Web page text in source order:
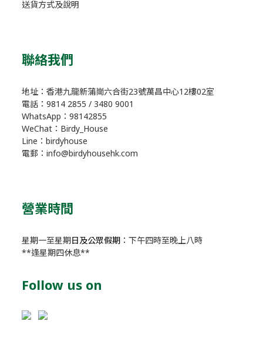
送貨方式及說明
聯絡我們
地址：香港九龍新蒲崗六合街23號萬昌中心12樓02室
電話：9814 2855 / 3480 9001
WhatsApp：98142855
WeChat：Birdy_House
Line：birdyhouse
電郵：info@birdyhousehk.com
營業時間
星期一至星期日及公眾假期 ：下午四時至晚上八時
**逢星期四休息**
Follow us on